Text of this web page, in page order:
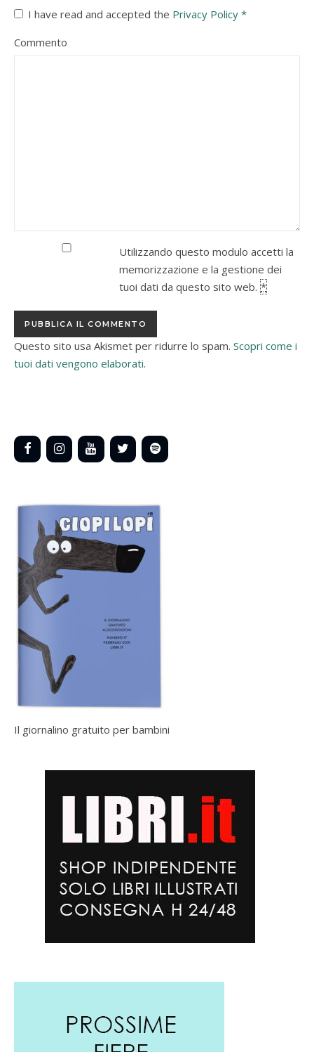
I have read and accepted the Privacy Policy *
Commento
Utilizzando questo modulo accetti la
memorizzazione e la gestione dei
tuoi dati da questo sito web.*
Questo sito usa Akismet per ridurre lo spam. Scopri come i
tuoi dati vengono elaborati.
Il giornalino gratuito per bambini